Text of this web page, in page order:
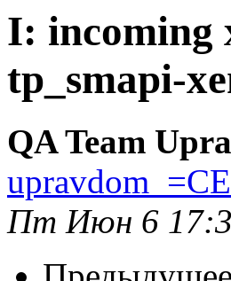
I: incoming
tp_smapi-
QA Team
Пт Июн 6